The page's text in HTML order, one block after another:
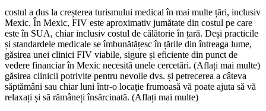
costul a dus la creșterea turismului medical în mai multe țări, inclusiv
Mexic. În Mexic, FIV este aproximativ jumătate din costul pe care
este în SUA, chiar inclusiv costul de călătorie în țară. Deși practicile
și standardele medicale se îmbunătățesc în țările din întreaga lume,
găsirea unei clinici FIV viabile, sigure și eficiente din punct de
vedere financiar în Mexic necesită unele cercetări. (Aflați mai multe)
găsirea clinicii potrivite pentru nevoile dvs. și petrecerea a câteva
săptămâni sau chiar luni într-o locație frumoasă vă poate ajuta să vă
relaxați și să rămâneți însărcinată. (Aflați mai multe)